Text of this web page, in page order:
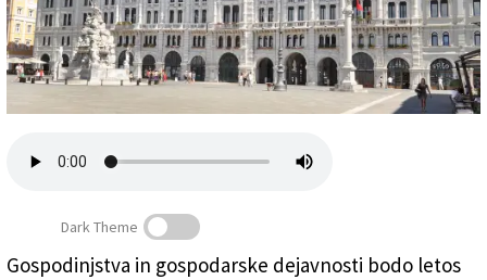
Naročnine
Dark Theme
Gospodinjstva in gospodarske dejavnosti bodo letos